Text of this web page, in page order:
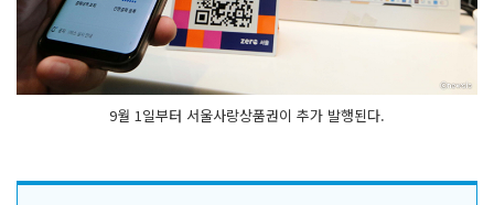
9월 1일부터 서울사랑상품권이 추가 발행된다.